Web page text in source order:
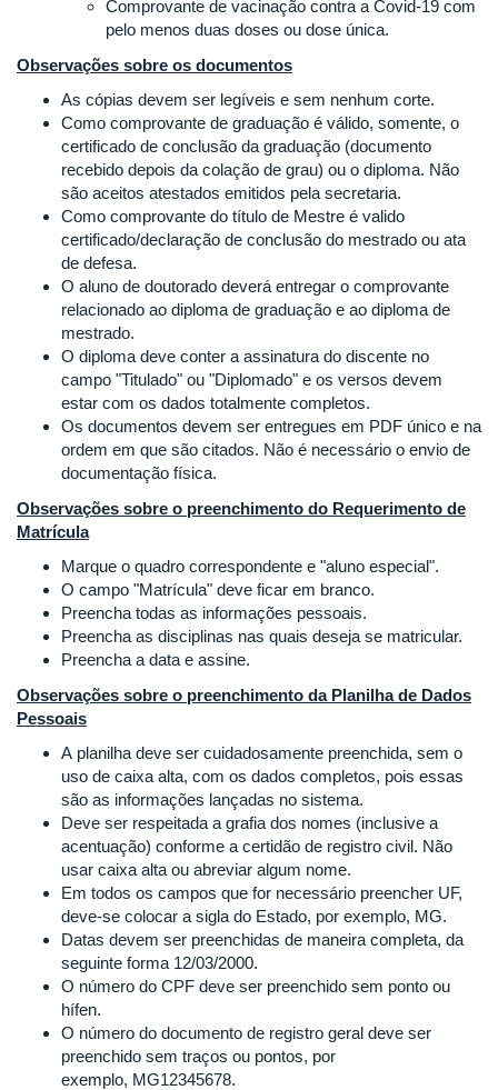
Comprovante de vacinação contra a Covid-19 com
pelo menos duas doses ou dose única.
Observações sobre os documentos
As cópias devem ser legíveis e sem nenhum corte.
Como comprovante de graduação é válido, somente, o
certificado de conclusão da graduação (documento
recebido depois da colação de grau) ou o diploma. Não
são aceitos atestados emitidos pela secretaria.
Como comprovante do título de Mestre é valido
certificado/declaração de conclusão do mestrado ou ata
de defesa.
O aluno de doutorado deverá entregar o comprovante
relacionado ao diploma de graduação e ao diploma de
mestrado.
O diploma deve conter a assinatura do discente no
campo "Titulado" ou "Diplomado" e os versos devem
estar com os dados totalmente completos.
Os documentos devem ser entregues em PDF único e na
ordem em que são citados. Não é necessário o envio de
documentação física.
Observações sobre o preenchimento do Requerimento de
Matrícula
Marque o quadro correspondente e "aluno especial".
O campo "Matrícula" deve ficar em branco.
Preencha todas as informações pessoais.
Preencha as disciplinas nas quais deseja se matricular.
Preencha a data e assine.
Observações sobre o preenchimento da Planilha de Dados
Pessoais
A planilha deve ser cuidadosamente preenchida, sem o
uso de caixa alta, com os dados completos, pois essas
são as informações lançadas no sistema.
Deve ser respeitada a grafia dos nomes (inclusive a
acentuação) conforme a certidão de registro civil. Não
usar caixa alta ou abreviar algum nome.
Em todos os campos que for necessário preencher UF,
deve-se colocar a sigla do Estado, por exemplo, MG.
Datas devem ser preenchidas de maneira completa, da
seguinte forma 12/03/2000.
O número do CPF deve ser preenchido sem ponto ou
hífen.
O número do documento de registro geral deve ser
preenchido sem traços ou pontos, por
exemplo, MG12345678.